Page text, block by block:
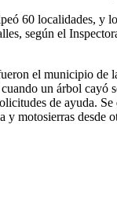
60 localidades, y
según el
el municipio
un árbol cayó
de ayuda.
y motosierras desde